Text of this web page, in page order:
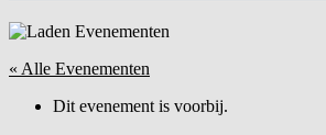
« Alle Evenementen
Dit evenement is voorbij.